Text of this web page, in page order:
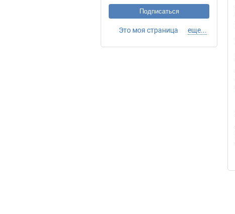
Подписаться
Это моя страница еще...